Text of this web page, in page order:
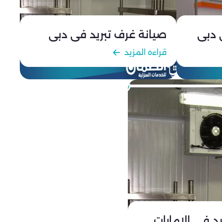
من الأطعمة الغذائية والأدوية.
المصنعة لنوع الغرفة.
لضمان استمرارية العمل وتجنب الأعطال المفاجئة
تقلل التكاليف التشغيلية وتعزز الكفاءة.
دبي صيانة غرف تبريد في دبي
قراءه المزيد